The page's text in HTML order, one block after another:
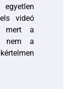
videó
mert a
nem a